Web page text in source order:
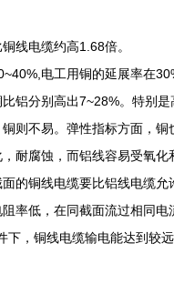
电缆约高1.68倍。
电工用铜的延展率在
分别高出7~28%。特别是
不易。弹性指标方面，铜
腐蚀，而铝线容易受氧化
铜线电缆要比铝线电缆允
低，在同截面流过相同电
下，铜线电缆输电能达到较